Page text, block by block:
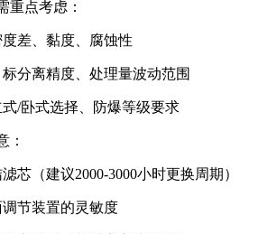
重点考虑：
度差、黏度、腐蚀性
标分离精度、处理量波动范围
/卧式选择、防爆等级要求
：
芯（建议2000-3000小时更换周期）
节装置的灵敏度